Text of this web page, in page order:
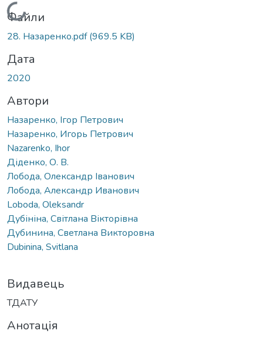
Вантажиться...
Файли
28. Назаренко.pdf(969.5 KB)
Дата
2020
Автори
Назаренко, Ігор Петрович
Назаренко, Игорь Петрович
Nazarenko, Ihor
Діденко, О. В.
Лобода, Олександр Іванович
Лобода, Александр Иванович
Loboda, Oleksandr
Дубініна, Світлана Вікторівна
Дубинина, Светлана Викторовна
Dubinina, Svitlana
Видавець
ТДАТУ
Анотація